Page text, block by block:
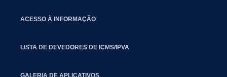
ACESSO À INFORMAÇÃO
LISTA DE DEVEDORES DE ICMS/IPVA
GALERIA DE APLICATIVOS